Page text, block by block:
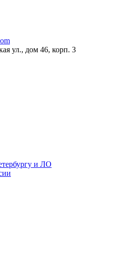
ул., дом 46, корп. 3
и ЛО